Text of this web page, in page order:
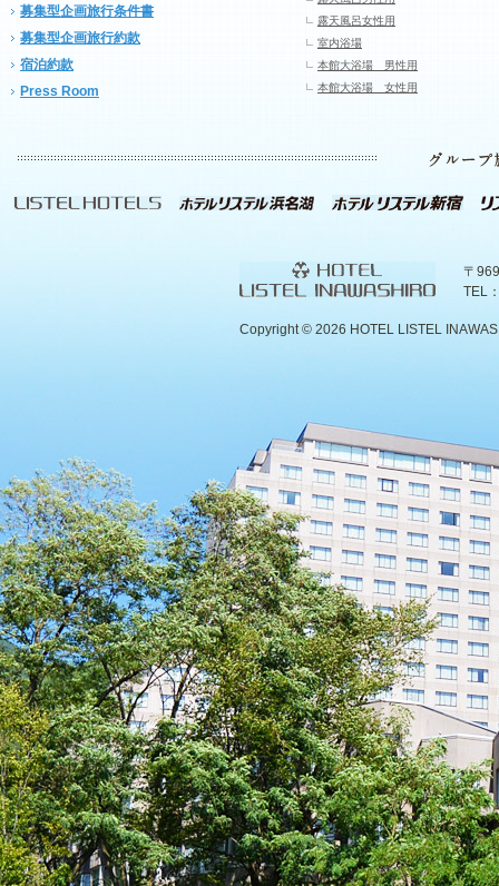
募集型企画旅行条件書
募集型企画旅行約款
宿泊約款
Press Room
露天風呂女性用
室内浴場
本館大浴場 男性用
本館大浴場 女性用
〒
TEL
Copyright © 2026 HOTEL LISTEL